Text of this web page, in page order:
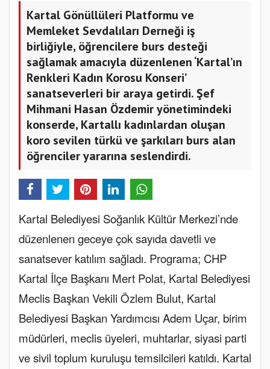
Kartal Gönüllüleri Platformu ve
Memleket Sevdalıları Derneği iş
birliğiyle, öğrencilere burs desteği
sağlamak amacıyla düzenlenen ‘Kartal’ın
Renkleri Kadın Korosu Konseri’
sanatseverleri bir araya getirdi. Şef
Mihmani Hasan Özdemir yönetimindeki
konserde, Kartallı kadınlardan oluşan
koro sevilen türkü ve şarkıları burs alan
öğrenciler yararına seslendirdi.
Kartal Belediyesi Soğanlık Kültür Merkezi’nde
düzenlenen geceye çok sayıda davetli ve
sanatsever katılım sağladı. Programa; CHP
Kartal İlçe Başkanı Mert Polat, Kartal Belediyesi
Meclis Başkan Vekili Özlem Bulut, Kartal
Belediyesi Başkan Yardımcısı Adem Uçar, birim
müdürleri, meclis üyeleri, muhtarlar, siyasi parti
ve sivil toplum kuruluşu temsilcileri katıldı. Kartal